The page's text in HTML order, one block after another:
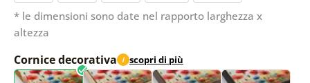
* le dimensioni sono date nel rapporto larghezza x
altezza
Cornice decorativa i scopri di più